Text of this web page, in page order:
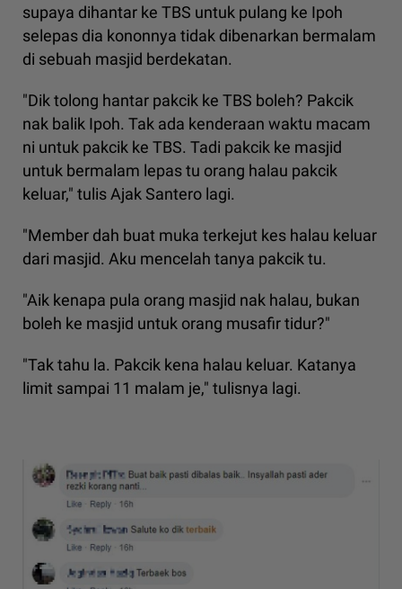
supaya dihantar ke TBS untuk pulang ke Ipoh
selepas dia kononnya tidak dibenarkan bermalam
di sebuah masjid berdekatan.
"Dik tolong hantar pakcik ke TBS boleh? Pakcik
nak balik Ipoh. Tak ada kenderaan waktu macam
ni untuk pakcik ke TBS. Tadi pakcik ke masjid
untuk bermalam lepas tu orang halau pakcik
keluar," tulis Ajak Santero lagi.
"Member dah buat muka terkejut kes halau keluar
dari masjid. Aku mencelah tanya pakcik tu.
"Aik kenapa pula orang masjid nak halau, bukan
boleh ke masjid untuk orang musafir tidur?"
"Tak tahu la. Pakcik kena halau keluar. Katanya
limit sampai 11 malam je," tulisnya lagi.